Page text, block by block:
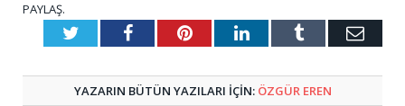
PAYLAŞ.
TwitterFacebookPinterestLinkedInTumblr E-
YAZARIN BÜTÜN YAZILARI IÇIN: ÖZGÜR EREN